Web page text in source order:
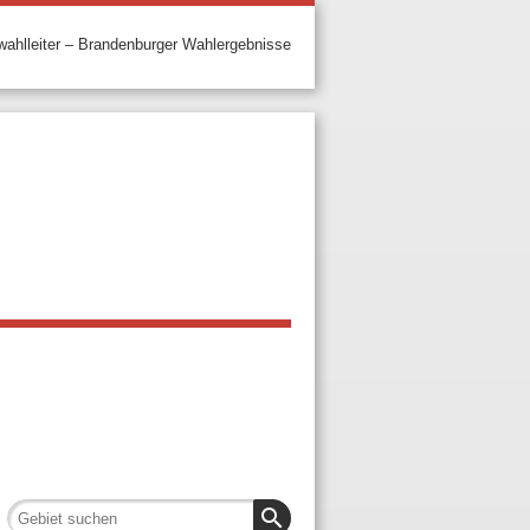
– Brandenburger Wahlergebnisse
search